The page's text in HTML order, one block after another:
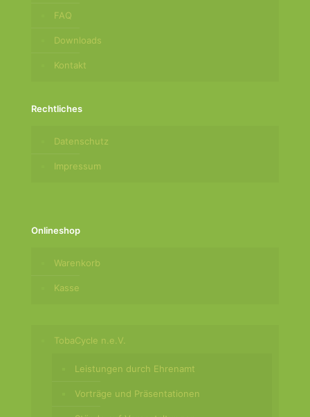
FAQ
Downloads
Kontakt
Rechtliches
Datenschutz
Impressum
Onlineshop
Warenkorb
Kasse
TobaCycle n.e.V.
Leistungen durch Ehrenamt
Vorträge und Präsentationen